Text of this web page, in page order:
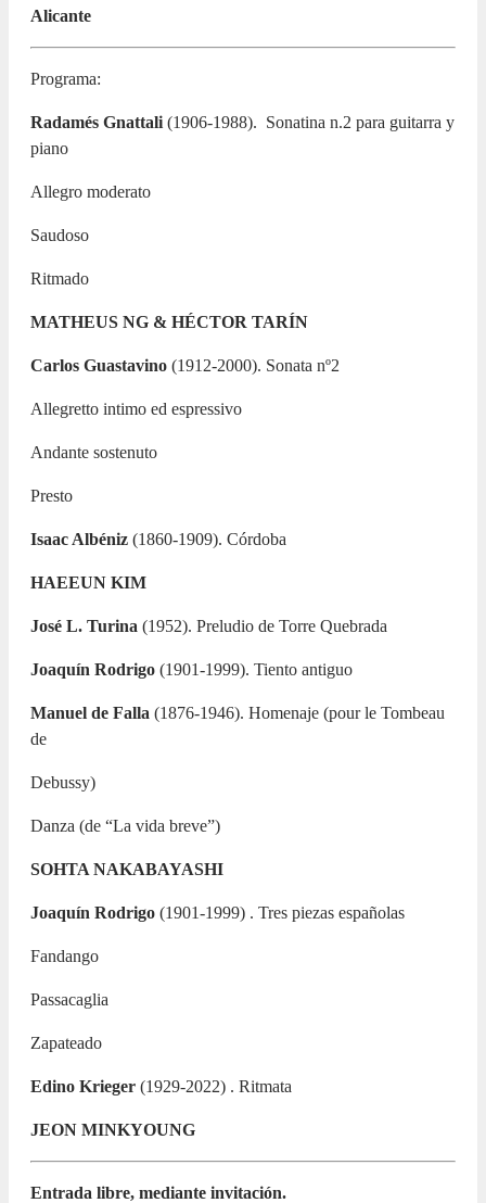
Alicante
Programa:
Radamés Gnattali (1906-1988). Sonatina n.2 para guitarra y
piano
Allegro moderato
Saudoso
Ritmado
MATHEUS NG & HÉCTOR TARÍN
Carlos Guastavino (1912-2000). Sonata nº2
Allegretto intimo ed espressivo
Andante sostenuto
Presto
Isaac Albéniz (1860-1909). Córdoba
HAEEUN KIM
José L. Turina (1952). Preludio de Torre Quebrada
Joaquín Rodrigo (1901-1999). Tiento antiguo
Manuel de Falla (1876-1946). Homenaje (pour le Tombeau
de
Debussy)
Danza (de “La vida breve”)
SOHTA NAKABAYASHI
Joaquín Rodrigo (1901-1999) . Tres piezas españolas
Fandango
Passacaglia
Zapateado
Edino Krieger (1929-2022) . Ritmata
JEON MINKYOUNG
Entrada libre, mediante invitación.